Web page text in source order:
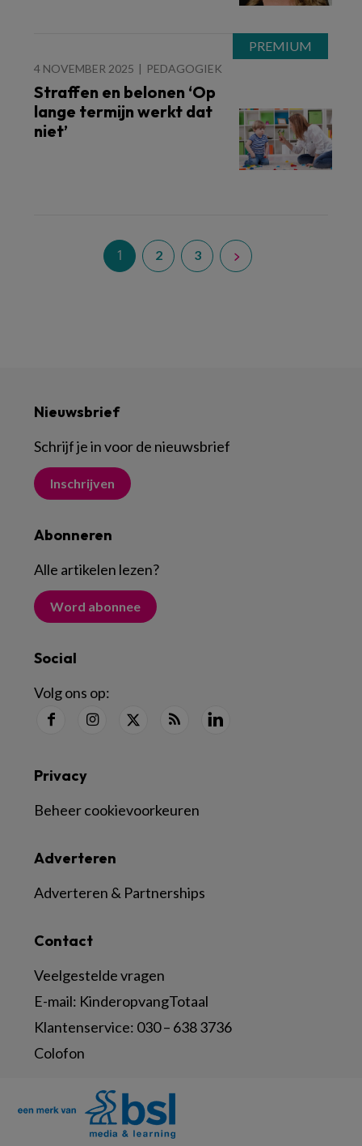
4 NOVEMBER 2025 PEDAGOGIEK
Straffen en belonen ‘Op
lange termijn werkt dat
niet’
1 2 3
Nieuwsbrief
Schrijf je in voor de nieuwsbrief
Inschrijven
Abonneren
Alle artikelen lezen?
Word abonnee
Social
Volg ons op:
Contact
Veelgestelde vragen
E-mail: KinderopvangTotaal
Klantenservice: 030 – 638 3736
Colofon
Adverteren
Adverteren & Partnerships
Privacy
Beheer cookievoorkeuren